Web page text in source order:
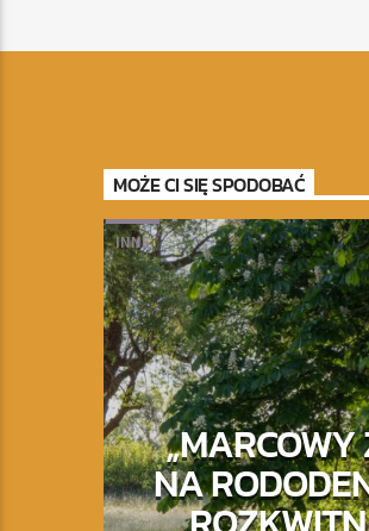
MOŻE CI SIĘ SPODOBAĆ
INNE
„MARCOWY
NA